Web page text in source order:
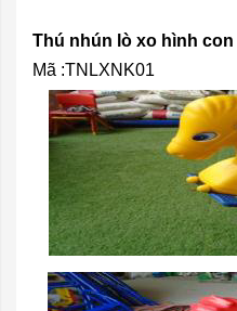
Thú nhún lò xo hình
Mã :TNLXNK01